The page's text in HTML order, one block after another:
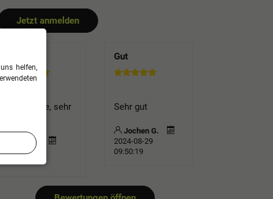
Jetzt anmelden
TOP Farbe, sehr
TSV e.
2025-03-27
Gut
Sehr gut
Jochen G.
2024-08-29
09:50:19
helfen,